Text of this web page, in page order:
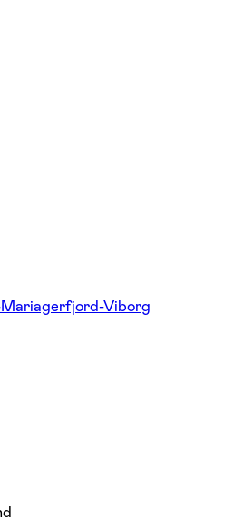
Viborg